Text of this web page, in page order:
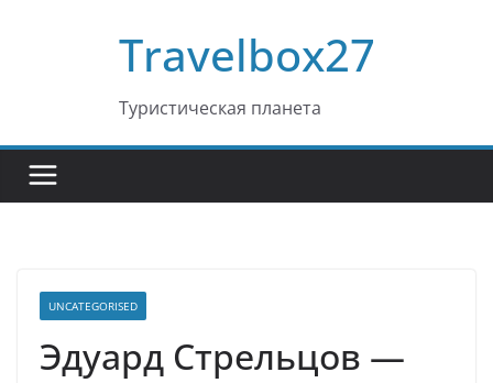
Travelbox27
Туристическая планета
UNCATEGORISED
Эдуард Стрельцов —